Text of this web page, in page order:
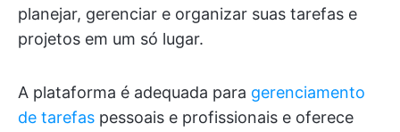
planejar, gerenciar e organizar suas tarefas e
projetos em um só lugar.
A plataforma é adequada para gerenciamento
de tarefas pessoais e profissionais e oferece